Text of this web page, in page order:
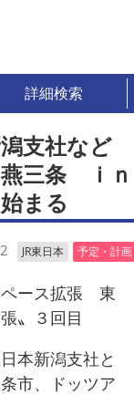
詳細検索
潟支社な
三条 ｉ
まる
JR東日本 予定・計
ース拡張 東
〟３回目
本新潟支社と
市、ドッツア